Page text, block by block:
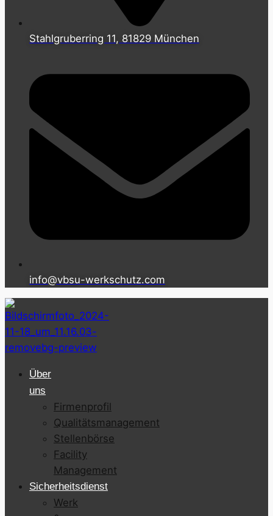
Stahlgruberring 11, 81829 München
info@vbsu-werkschutz.com
Über
uns
Firmenprofil
Qualitätsmanagement
Stellenbörse
Facility
Management
Sicherheitsdienst
Werk